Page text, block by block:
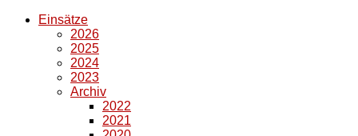
Einsätze
2026
2025
2024
2023
Archiv
2022
2021